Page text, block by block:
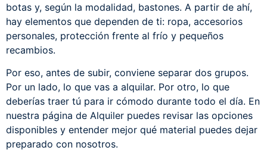
botas y, según la modalidad, bastones. A partir de ahí,
hay elementos que dependen de ti: ropa, accesorios
personales, protección frente al frío y pequeños
recambios.
Por eso, antes de subir, conviene separar dos grupos.
Por un lado, lo que vas a alquilar. Por otro, lo que
deberías traer tú para ir cómodo durante todo el día. En
nuestra página de Alquiler puedes revisar las opciones
disponibles y entender mejor qué material puedes dejar
preparado con nosotros.